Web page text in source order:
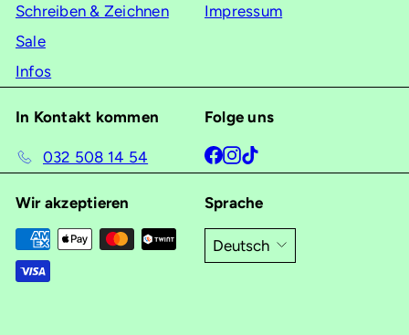
Schreiben & Zeichnen
Sale
Infos
Impressum
In Kontakt kommen
032 508 14 54
Folge uns
Facebook
Instagram
Wir akzeptieren Sprache
Deutsch